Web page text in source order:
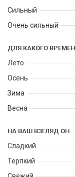
Сильный
Очень сильный
ДЛЯ КАКОГО
Лето
Осень
Зима
Весна
НА ВАШ ВЗГЛЯД ОН
Сладкий
Терпкий